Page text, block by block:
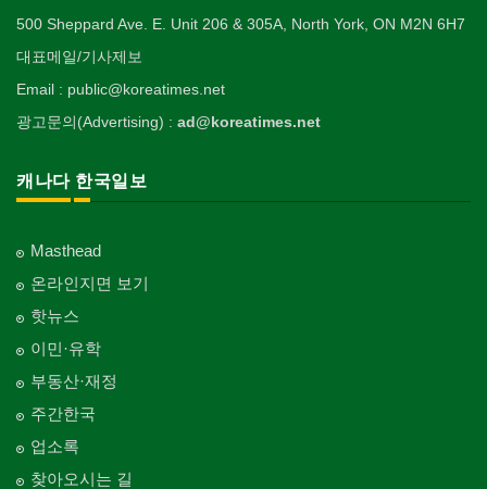
500 Sheppard Ave. E. Unit 206 & 305A, North York, ON M2N 6H7
대표메일/기사제보
Email : public@koreatimes.net
광고문의(Advertising) : ad@koreatimes.net
캐나다 한국일보
Masthead
온라인지면 보기
핫뉴스
이민·유학
부동산·재정
주간한국
업소록
찾아오시는 길